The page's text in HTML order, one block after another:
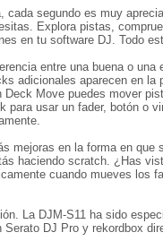
segundo es muy
Explora pistas,
en tu software DJ. Todo
entre una buena o
adicionales aparecen en
Move puedes mover
para usar un fader, botón
mejoras en la forma en que
haciendo scratch. ¿Has
cuando mueves los
La DJM-S11 ha sido
DJ Pro y rekordbox